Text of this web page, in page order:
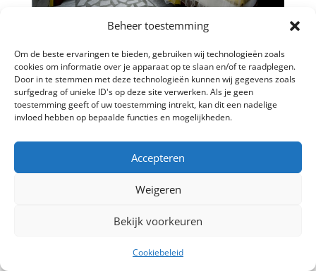
Beheer toestemming
Om de beste ervaringen te bieden, gebruiken wij technologieën zoals
cookies om informatie over je apparaat op te slaan en/of te raadplegen.
Door in te stemmen met deze technologieën kunnen wij gegevens zoals
surfgedrag of unieke ID's op deze site verwerken. Als je geen
toestemming geeft of uw toestemming intrekt, kan dit een nadelige
invloed hebben op bepaalde functies en mogelijkheden.
Accepteren
Weigeren
Bekijk voorkeuren
Cookiebeleid
← Vakantiehuis Suriname Slaapkamer groot 4
Vakantiehuis Suriname Slaapkamer groot 1→
©2024 Huren in Paramaribo | All Rights Reserved |
Dorff Design | Online Marketing
Bureau Suriname